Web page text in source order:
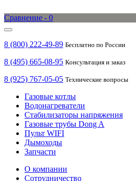
Сравнение - 0
8 (800) 222-49-89 Бесплатно по России
8 (495) 665-08-95 Консультация и заказ
8 (925) 767-05-05 Технические вопросы
Газовые котлы
Водонагреватели
Стабилизаторы напряжения
Газовые трубы Dong A
Пульт WIFI
Дымоходы
Запчасти
О компании
Сотрудничество